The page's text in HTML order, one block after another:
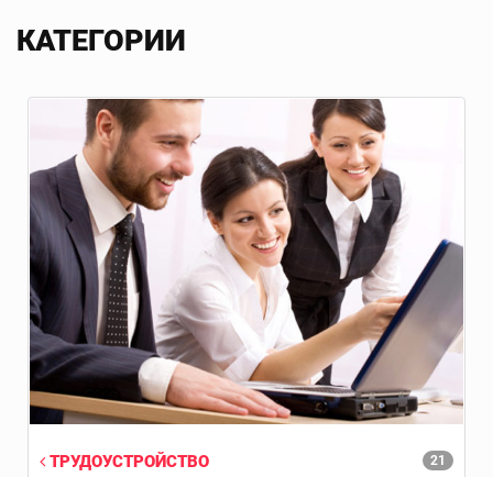
КАТЕГОРИИ
21
ТРУДОУСТРОЙСТВО